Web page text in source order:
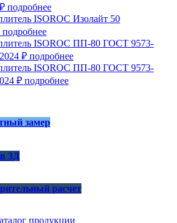
подробнее
ISOROC Изолайт 50
подробнее
ISOROC ПП-80 ГОСТ 9573-
2024 ₽ подробнее
ISOROC ПП-80 ГОСТ 9573-
₽ подробнее
замер
в 3Д
расчет
продукции